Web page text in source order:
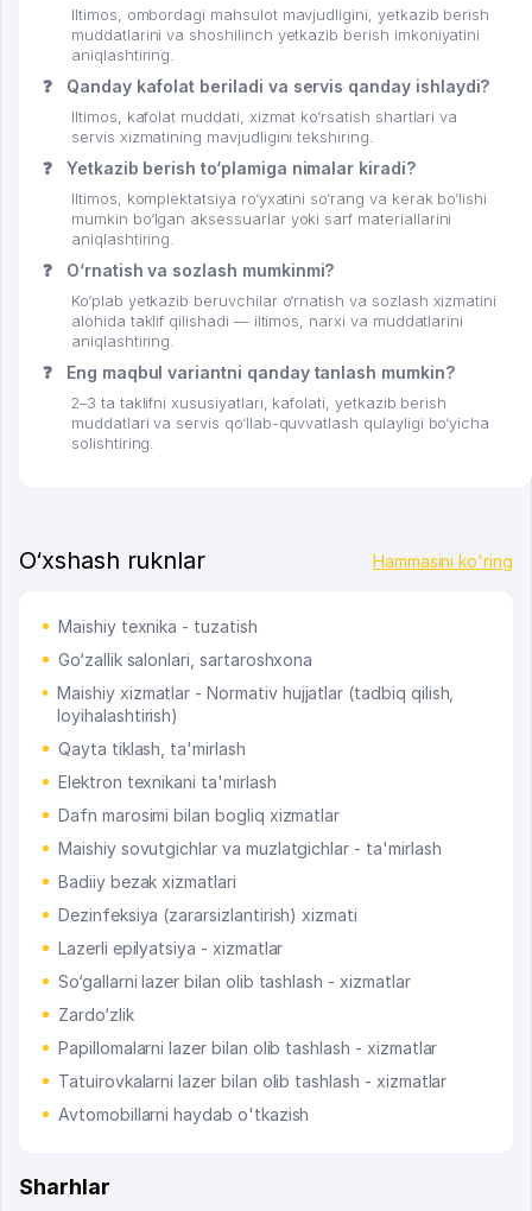
Iltimos, ombordagi mahsulot mavjudligini, yetkazib berish
muddatlarini va shoshilinch yetkazib berish imkoniyatini
aniqlashtiring.
❓ Qanday kafolat beriladi va servis qanday ishlaydi?
Iltimos, kafolat muddati, xizmat ko‘rsatish shartlari va
servis xizmatining mavjudligini tekshiring.
❓ Yetkazib berish to‘plamiga nimalar kiradi?
Iltimos, komplektatsiya ro‘yxatini so‘rang va kerak bo‘lishi
mumkin bo‘lgan aksessuarlar yoki sarf materiallarini
aniqlashtiring.
❓ O‘rnatish va sozlash mumkinmi?
Ko‘plab yetkazib beruvchilar o‘rnatish va sozlash xizmatini
alohida taklif qilishadi — iltimos, narxi va muddatlarini
aniqlashtiring.
❓ Eng maqbul variantni qanday tanlash mumkin?
2–3 ta taklifni xususiyatlari, kafolati, yetkazib berish
muddatlari va servis qo‘llab-quvvatlash qulayligi bo‘yicha
solishtiring.
O‘xshash ruknlar Hammasini ko'ring
Maishiy texnika - tuzatish
Go‘zallik salonlari, sartaroshxona
Maishiy xizmatlar - Normativ hujjatlar (tadbiq qilish,
loyihalashtirish)
Qayta tiklash, ta'mirlash
Elektron texnikani ta'mirlash
Dafn marosimi bilan bogliq xizmatlar
Maishiy sovutgichlar va muzlatgichlar - ta'mirlash
Badiiy bezak xizmatlari
Dezinfeksiya (zararsizlantirish) xizmati
Lazerli epilyatsiya - xizmatlar
So‘gallarni lazer bilan olib tashlash - xizmatlar
Zardo‘zlik
Papillomalarni lazer bilan olib tashlash - xizmatlar
Tatuirovkalarni lazer bilan olib tashlash - xizmatlar
Avtomobillarni haydab o'tkazish
Sharhlar